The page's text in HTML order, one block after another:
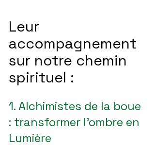
Leur
accompagnement
sur notre chemin
spirituel :
1. Alchimistes de la boue
: transformer l’ombre en
Lumière